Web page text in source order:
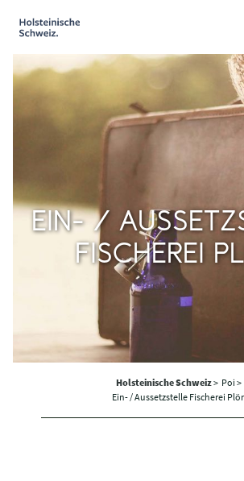
EIN- /
FISCHEREI
Holsteinische Schweiz> Poi >
Ein- / Aussetzstelle Fischerei